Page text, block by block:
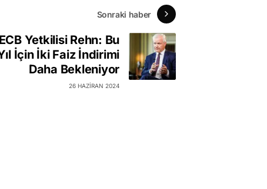
Sonraki haber
ECB Yetkilisi Rehn: Bu
İçin İki Faiz İndirimi
Daha Bekleniyor
26 HAZIRAN 2024